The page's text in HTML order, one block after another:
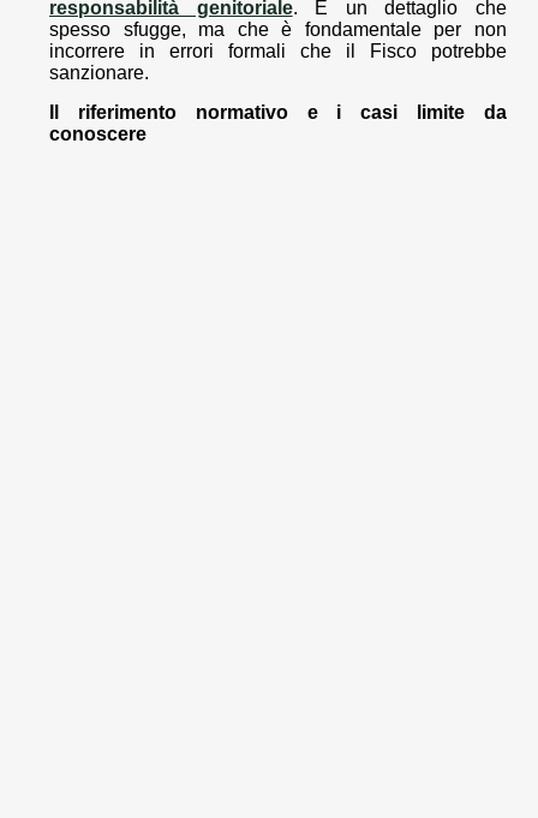
responsabilità genitoriale. È un dettaglio che
spesso sfugge, ma che è fondamentale per non
incorrere in errori formali che il Fisco potrebbe
sanzionare.
Il riferimento normativo e i casi limite da
conoscere